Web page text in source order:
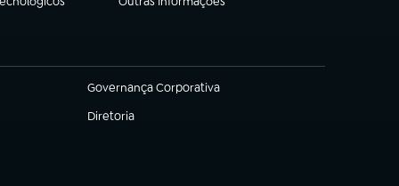
(abre em nova aba)
Governança Corporativa
(abre em nova aba)
Diretoria
(abre em nova aba)